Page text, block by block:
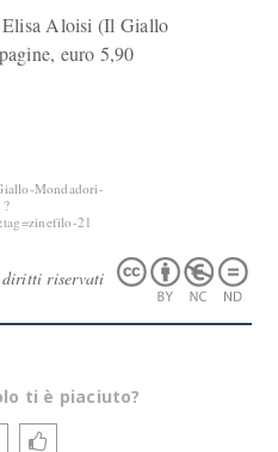
Aloisi (Il Giallo
euro 5,90
Mondadori-
21
riservati
ti è piaciuto?